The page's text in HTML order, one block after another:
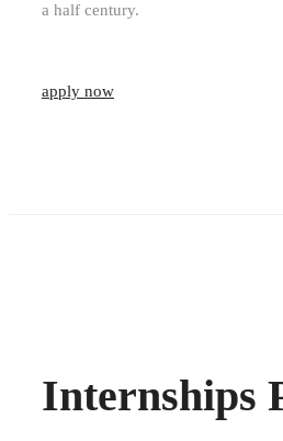
a half century.
apply now
Internships